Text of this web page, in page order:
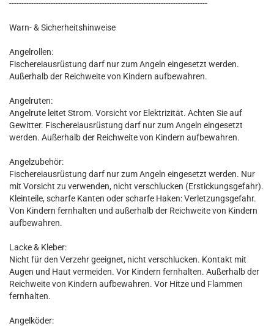
---------------------------------------------------------------------------------
Warn- & Sicherheitshinweise
Angelrollen:
Fischereiausrüstung darf nur zum Angeln eingesetzt werden.
Außerhalb der Reichweite von Kindern aufbewahren.
Angelruten:
Angelrute leitet Strom. Vorsicht vor Elektrizität. Achten Sie auf
Gewitter. Fischereiausrüstung darf nur zum Angeln eingesetzt
werden. Außerhalb der Reichweite von Kindern aufbewahren.
Angelzubehör:
Fischereiausrüstung darf nur zum Angeln eingesetzt werden. Nur
mit Vorsicht zu verwenden, nicht verschlucken (Erstickungsgefahr).
Kleinteile, scharfe Kanten oder scharfe Haken: Verletzungsgefahr.
Von Kindern fernhalten und außerhalb der Reichweite von Kindern
aufbewahren.
Lacke & Kleber:
Nicht für den Verzehr geeignet, nicht verschlucken. Kontakt mit
Augen und Haut vermeiden. Vor Kindern fernhalten. Außerhalb der
Reichweite von Kindern aufbewahren. Vor Hitze und Flammen
fernhalten.
Angelköder: